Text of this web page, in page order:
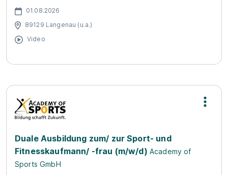
01.08.2026
89129 Langenau (u.a.)
Video
Duale Ausbildung zum/ zur Sport- und
Fitnesskaufmann/ -frau (m/w/d) Academy of
Sports GmbH